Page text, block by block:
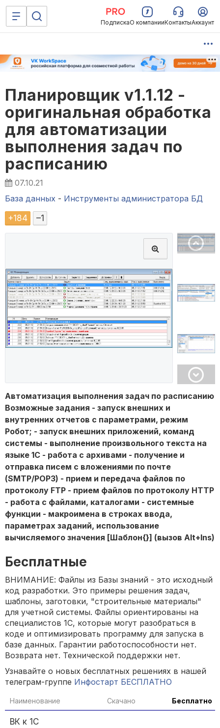
ПодпискаО компанииКонтактыАккаунт
Планировщик v1.1.12 -
оригинальная обработка
для автоматизации
выполнения задач по
расписанию
07.10.21
База данных - Инструменты администратора БД
+184 –1
Автоматизация выполнения задач по расписанию
Возможные задания - запуск внешних и
внутренних отчетов с параметрами, режим
Робот; - запуск внешних приложений, команд
системы - выполнение произвольного текста на
языке 1С - работа с архивами - получение и
отправка писем с вложениями по почте
(SMTP/POP3) - прием и передача файлов по
протоколу FTP - прием файлов по протоколу HTTP
- работа с файлами, каталогами - системные
функции - макроимена в строках ввода,
параметрах заданий, использование
вычисляемого значения [Шаблон{}] (вызов Alt+Ins)
Бесплатные
ВНИМАНИЕ: Файлы из Базы знаний - это исходный
код разработки. Это примеры решения задач,
шаблоны, заготовки, "строительные материалы"
для учетной системы. Файлы ориентированы на
специалистов 1С, которые могут разобраться в
коде и оптимизировать программу для запуска в
базе данных. Гарантии работоспособности нет.
Возврата нет. Технической поддержки нет.
Узнавайте о новых бесплатных решениях в нашей
телеграм-группе Инфостарт БЕСПЛАТНО
Наименование Скачано Бесплатно
ВК к 1С